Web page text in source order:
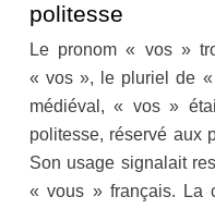
politesse
Le pronom « vos »
« vos », le pluriel de «
médiéval, « vos »
politesse, réservé aux
Son usage signalait
« vous » français. La